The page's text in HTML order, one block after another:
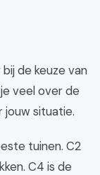
de keuze van
veel over de
jouw situatie.
tuinen. C2
C4 is de